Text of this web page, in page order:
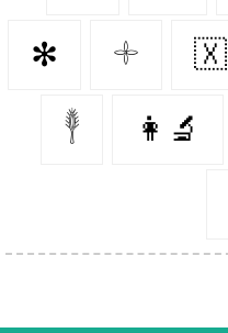
✻ 𓇬 🇽‌
𓇣 👩‍🔬